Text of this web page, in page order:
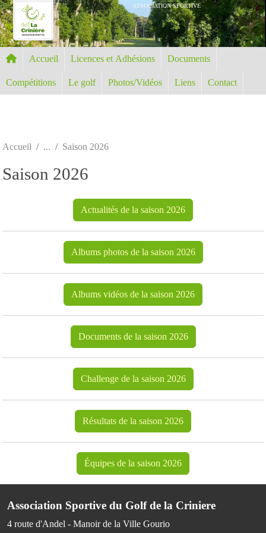
ASSOCIATION SPORTIVE
Accueil Licences et Adhésions Documents
Compétitions Le golf Photos/Vidéos Liens Contact
Accueil Saison 2026
Saison 2026
Actualités de la saison 2026
Albums photos de la saison 2026
Albums vidéos de la saison 2026
Documents de la saison 2026
Challenge de la saison 2026
Résultats de la saison 2026
Équipes de la saison 2026
Association Sportive du Golf de la Criniere
4 route d'Andel - Manoir de la Ville Gourio
Panneau de gestion des cookies